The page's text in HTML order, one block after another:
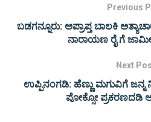
Previous
ಬಡಗನ್ನೂರು: ಅಪ್ರಾಪ್ತ ಬಾಲಕಿ
ನಾರಾಯಣ ರೈ ಗೆ
Next
ಉಪ್ಪಿನಂಗಡಿ: ಹೆಣ್ಣು ಮಗುವಿಗೆ ಜನ್ಮ
ಪೋಕ್ಸೋ ಪ್ರಕರಣದಡಿ